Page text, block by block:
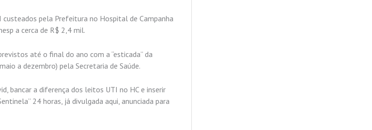
pela Prefeitura no Hospital de Campanha
a cerca de R$ 2,4 mil.
até o final do ano com a “esticada” da
a dezembro) pela Secretaria de Saúde.
bancar a diferença dos leitos UTI no HC e inserir
24 horas, já divulgada aqui, anunciada para